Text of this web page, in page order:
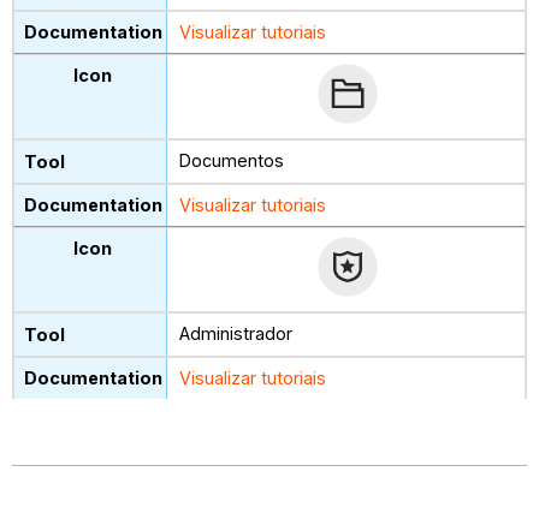
Visualizar tutoriais
Documentos
Visualizar tutoriais
Administrador
Visualizar tutoriais